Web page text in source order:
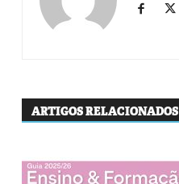
ARTIGOS RELACIONADOS